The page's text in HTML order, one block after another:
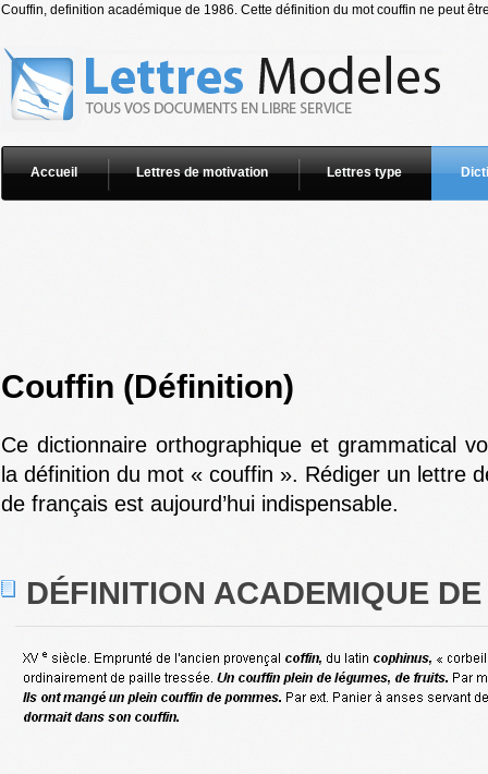
Couffin, definition académique de 1986. Cette définition du mot couffin ne peut
Accueil Lettres de motivation Lettres type
Couffin (Définition)
Ce dictionnaire orthographique et grammatical
la définition du mot « couffin ». Rédiger un lettre
de français est aujourd’hui indispensable.
DÉFINITION ACADEMIQUE